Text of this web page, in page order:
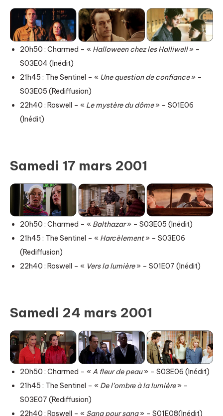
20h50 : Charmed – « Halloween chez les Halliwell» –
S03E04 (Inédit)
21h45 : The Sentinel – « Une question de confiance» –
S03E05 (Rediffusion)
22h40 : Roswell – « Le mystère du dôme» – S01E06
(Inédit)
Samedi 17 mars 2001
20h50 : Charmed – « Balthazar» – S03E05 (Inédit)
21h45 : The Sentinel – « Harcèlement» – S03E06
(Rediffusion)
22h40 : Roswell – « Vers la lumière» – S01E07 (Inédit)
Samedi 24 mars 2001
20h50 : Charmed – « A fleur de peau» – S03E06 (Inédit)
21h45 : The Sentinel – « De l’ombre à la lumière» –
S03E07 (Rediffusion)
22h40 : Roswell – « Sang pour sang» – S01E08(Inédit)